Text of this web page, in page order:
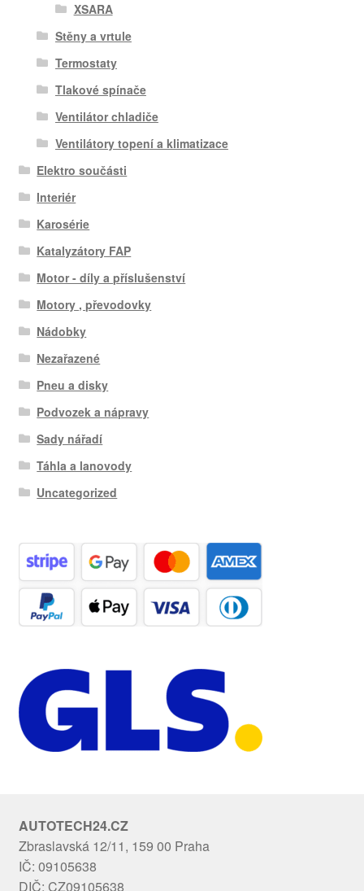
XSARA
Stěny a vrtule
Termostaty
Tlakové spínače
Ventilátor chladiče
Ventilátory topení a klimatizace
Elektro součásti
Interiér
Karosérie
Katalyzátory FAP
Motor - díly a příslušenství
Motory , převodovky
Nádobky
Nezařazené
Pneu a disky
Podvozek a nápravy
Sady nářadí
Táhla a lanovody
Uncategorized
AUTOTECH24.CZ
Zbraslavská 12/11, 159 00 Praha
IČ: 09105638
DIČ: CZ09105638